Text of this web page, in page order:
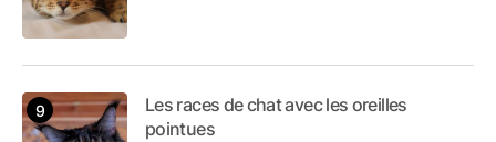
Les races de chat avec les oreilles
pointues